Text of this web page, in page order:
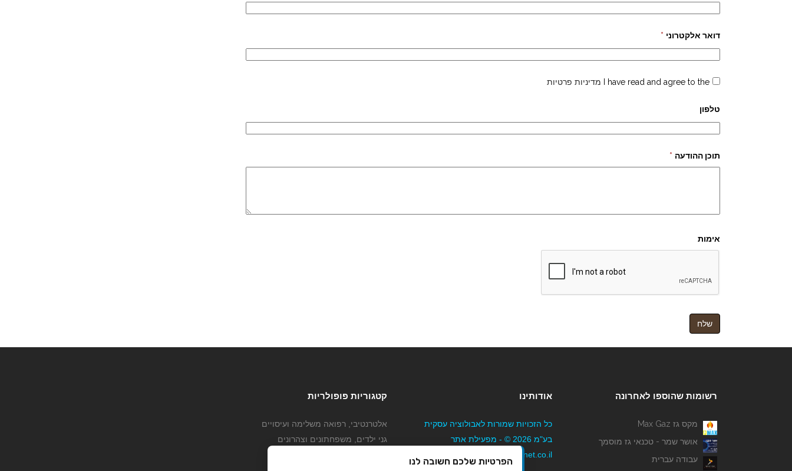
דואר אלקטרוני *
I have read and agree to the מדיניות פרטיות
טלפון
תוכן ההודעה *
אימות
רשומות שהוספו לאחרונה
מקס גז Max Gaz
אושר שמר - טכנאי גז מוסמך
עבודה עברית
אודותינו
כל הזכויות שמורות לאבולוציה עסקית
בע"מ 2026 © - מפעילת אתר
Mybiznet.co.il
קטגוריות פופולריות
אלטרנטיבי, רפואה משלימה ועיסויים
גני ילדים, משפחתונים וצהרונים
הפרטיות שלכם חשובה לנו